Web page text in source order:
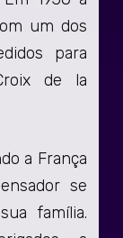
um dos
para
de la
a França
se
família.